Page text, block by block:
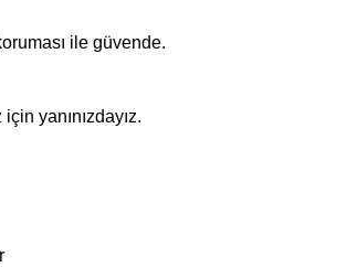
ile güvende.
yanınızdayız.